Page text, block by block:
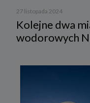
27 listopada 2024
Kolejne dwa
wodorowych